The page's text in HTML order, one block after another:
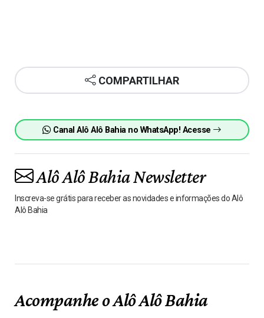
COMPARTILHAR
Canal Alô Alô Bahia no WhatsApp! Acesse
Alô Alô Bahia Newsletter
Inscreva-se grátis para receber as novidades e informações do Alô
Alô Bahia
Acompanhe o Alô Alô Bahia